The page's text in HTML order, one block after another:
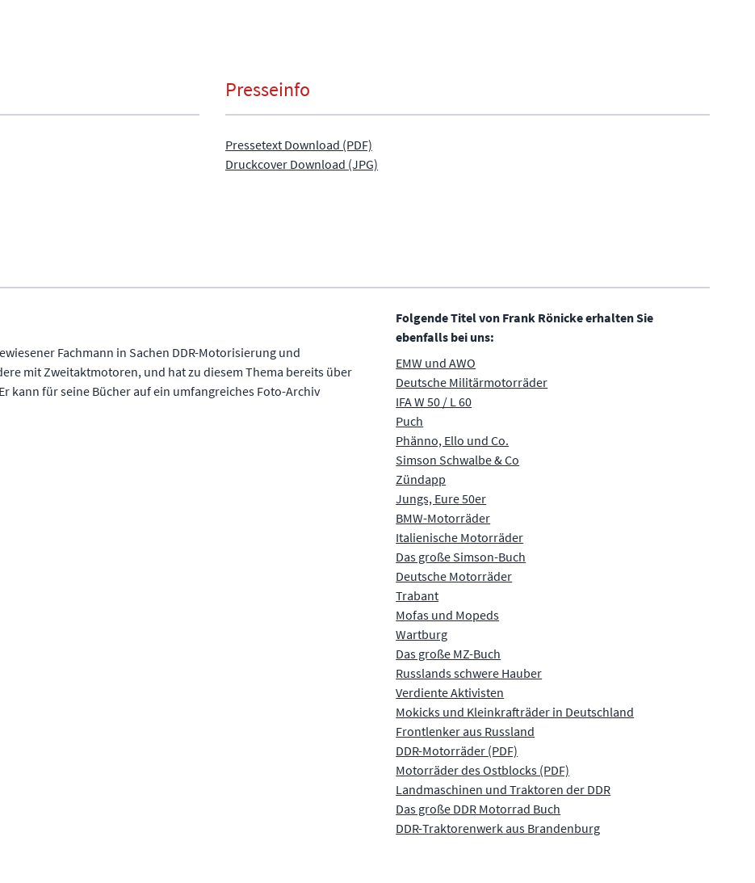
Presseinfo
Pressetext Download (PDF)
Druckcover Download (JPG)
Fachmann in Sachen DDR-Motorisierung und
mit Zweitaktmotoren, und hat zu diesem Thema bereits über
kann für seine Bücher auf ein umfangreiches Foto-Archiv
Folgende Titel von Frank Rönicke erhalten Sie
ebenfalls bei uns:
EMW und AWO
Deutsche Militärmotorräder
IFA W 50 / L 60
Puch
Phänno, Ello und Co.
Simson Schwalbe & Co
Zündapp
Jungs, Eure 50er
BMW-Motorräder
Italienische Motorräder
Das große Simson-Buch
Deutsche Motorräder
Trabant
Mofas und Mopeds
Wartburg
Das große MZ-Buch
Russlands schwere Hauber
Verdiente Aktivisten
Mokicks und Kleinkrafträder in Deutschland
Frontlenker aus Russland
DDR-Motorräder (PDF)
Motorräder des Ostblocks (PDF)
Landmaschinen und Traktoren der DDR
Das große DDR Motorrad Buch
DDR-Traktorenwerk aus Brandenburg